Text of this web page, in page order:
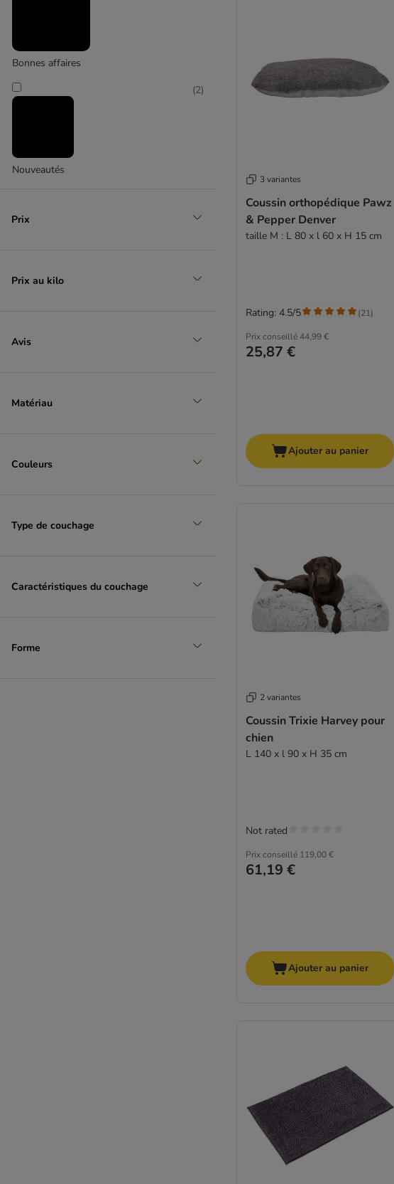
Très grand > 45 kg
Bonnes affaires
Nouveautés
(2)
Prix
Prix au kilo
Avis
Matériau
Couleurs
Type de couchage
Caractéristiques du couchage
Forme
3 variantes
Coussin orthopédique Pawz
& Pepper Denver
taille M : L 80 x l 60 x H 15 cm
Prix conseillé44,99 €
25,87 €
Rating: 4.5/5 (21)
Ajouter au panier
2 variantes
Coussin Trixie Harvey pour
chien
L 140 x l 90 x H 35 cm
Prix conseillé 119,00 €
61,19 €
Not rated
Ajouter au panier